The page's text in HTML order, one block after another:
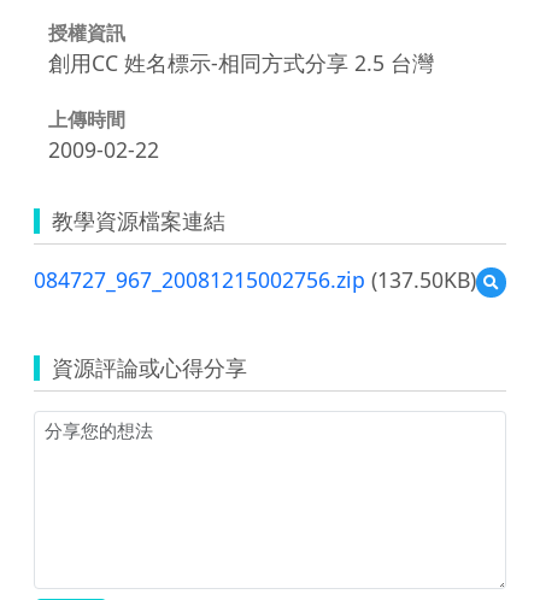
授權資訊
創用CC 姓名標示-相同方式分享 2.5 台灣
上傳時間
2009-02-22
教學資源檔案連結
084727_967_20081215002756.zip (137.50KB)
預
覽
資源評論或心得分享